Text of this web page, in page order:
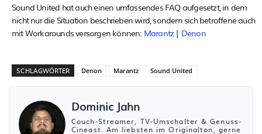
Sound United hat auch einen umfassendes FAQ aufgesetzt, in dem
nicht nur die Situation beschrieben wird, sondern sich betroffene auch
mit Workarounds versorgen können: Marantz| Denon
SCHLAGWÖRTER Denon Marantz Sound United
Dominic Jahn
Couch-Streamer, TV-Umschalter & Genuss-
Cineast. Am liebsten im Originalton, gerne